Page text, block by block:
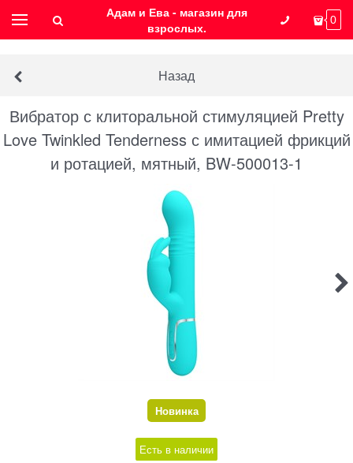
Адам и Ева - магазин для
взрослых.
0
Назад
Вибратор с клиторальной стимуляцией Pretty
Love Twinkled Tenderness с имитацией фрикций
и ротацией, мятный, BW-500013-1
Новинка
Есть в наличии